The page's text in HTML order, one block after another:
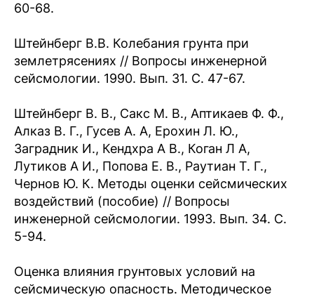
60-68.
Штейнберг В.В. Колебания грунта при
землетрясениях // Вопросы инженерной
сейсмологии. 1990. Вып. 31. С. 47-67.
Штейнберг В. В., Сакс М. В., Аптикаев Ф. Ф.,
Алказ В. Г., Гусев А. А, Ерохин Л. Ю.,
Заградник И., Кендхра А В., Коган Л А,
Лутиков А И., Попова Е. В., Раутиан Т. Г.,
Чернов Ю. К. Методы оценки сейсмических
воздействий (пособие) // Вопросы
инженерной сейсмологии. 1993. Вып. 34. С.
5-94.
Оценка влияния грунтовых условий на
сейсмическую опасность. Методическое